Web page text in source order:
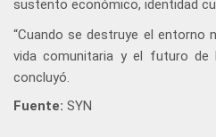
sustento económico, identidad
“Cuando se destruye el entorno
vida comunitaria y el futuro de
concluyó.
Fuente: SYN